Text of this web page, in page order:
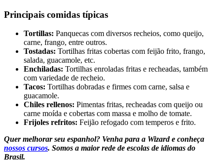
Principais comidas típicas
Tortillas: Panquecas com diversos recheios, como queijo,
carne, frango, entre outros.
Tostadas: Tortilhas fritas cobertas com feijão frito, frango,
salada, guacamole, etc.
Enchiladas: Tortilhas enroladas fritas e recheadas, também
com variedade de recheio.
Tacos: Tortilhas dobradas e firmes com carne, salsa e
guacamole.
Chiles rellenos: Pimentas fritas, recheadas com queijo ou
carne moída e cobertas com massa e molho de tomate.
Frijoles refritos: Feijão refogado com temperos e frito.
Quer melhorar seu espanhol? Venha para a Wizard e conheça
nossos cursos. Somos a maior rede de escolas de idiomas do
Brasil.